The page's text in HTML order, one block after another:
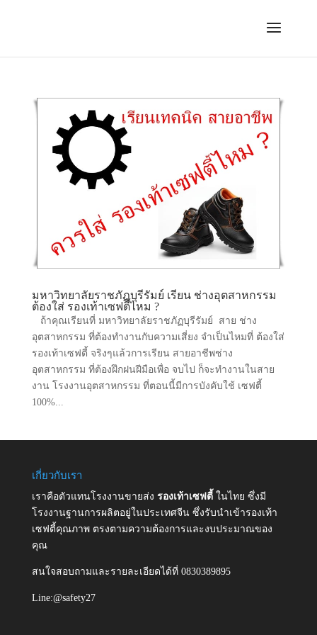
มหาวิทยาลัยราชภัฏบุรีรัมย์ เรียน ช่างอุตสาหกรรม
ต้องใส่ รองเท้าเซฟตี้ไหม ?
ถ้าคุณเรียนที่ มหาวิทยาลัยราชภัฏบุรีรัมย์ สาย ช่าง
อุตสาหกรรม ที่ต้องทำงานกับความเสี่ยง จำเป็นไหมที่ ต้องใส่
รองเท้าเซฟตี้ จริงๆแล้วการเรียน สายอาชีพช่าง
อุตสาหกรรม ที่ต้องฝึกฝนฝีมือเพื่อ จบไป ก็จะทำงานในสาย
งาน โรงงานอุตสาหกรรม ที่ตอนนี้มีการบังคับใช้ เซฟตี้
100%...
เกี่ยวกับเรา
เราคือตัวแทนโรงงานขายส่ง รองเท้าเซฟตี้ ในไทย ซึ่งมี
โรงงานฐานการผลิตอยู่ในประเทศจีน ซึ่งรับนำเข้ารองเท้า
เซฟตี้คุณภาพ ตรงตามความต้องการและงบประมาณของ
คุณ
สนใจสอบถามและรายละเอียดได้ที่ 0830389895
Line:@safety27